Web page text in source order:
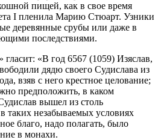
пищей, как в свое время
I пленила Марию Стюарт. Узники
деревянные срубы или даже в
последствиями.
» гласит: «В год 6567 (1059) Изяслав,
дядю своего Судислава из
взяв с него крестное целование;
предположить, в каком
вышел из столь
таких незабываемых условиях
благо, надо полагать, было
в монахи.